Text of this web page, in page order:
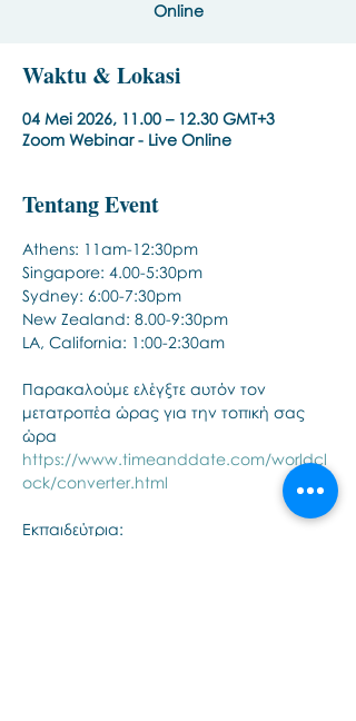
Online
Waktu & Lokasi
04 Mei 2026, 11.00 – 12.30 GMT+3
Zoom Webinar - Live Online
Tentang Event
Athens: 11am-12:30pm
Singapore: 4.00-5:30pm
Sydney: 6:00-7:30pm
New Zealand: 8.00-9:30pm
LA, California: 1:00-2:30am
Παρακαλούμε ελέγξτε αυτόν τον
μετατροπέα ώρας για την τοπική σας
ώρα
https://www.timeanddate.com/worldcl
ock/converter.html
Εκπαιδεύτρια: